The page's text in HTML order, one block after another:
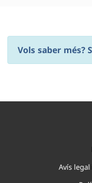
Vols saber més?
Avís